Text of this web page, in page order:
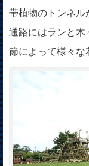
帯植物のトンネル
通路にはランと木
節によって様々な